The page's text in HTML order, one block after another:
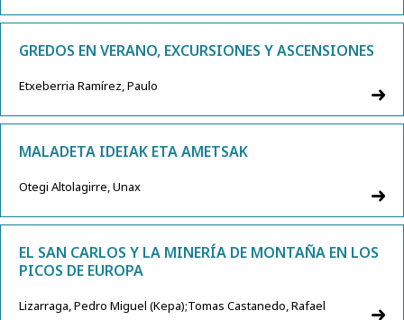
GREDOS EN VERANO, EXCURSIONES Y ASCENSIONES
Etxeberria Ramírez, Paulo
MALADETA IDEIAK ETA AMETSAK
Otegi Altolagirre, Unax
EL SAN CARLOS Y LA MINERÍA DE MONTAÑA EN LOS
PICOS DE EUROPA
Lizarraga, Pedro Miguel (Kepa);Tomas Castanedo, Rafael